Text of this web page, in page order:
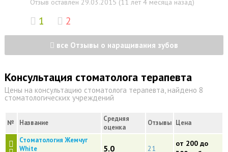
Отзыв оставлен 29.03.2015 (11 лет 4 месяца назад)
1 2
все Отзывы о наращивания зубов
Консультация стоматолога терапевта
Цены на консультацию стоматолога терапевта, найдено 8
стоматологических учреждений
№ Название
Средняя
оценка
Отзывы Цена
Стоматология Жемчуг
White
5.0 21
от 200 до